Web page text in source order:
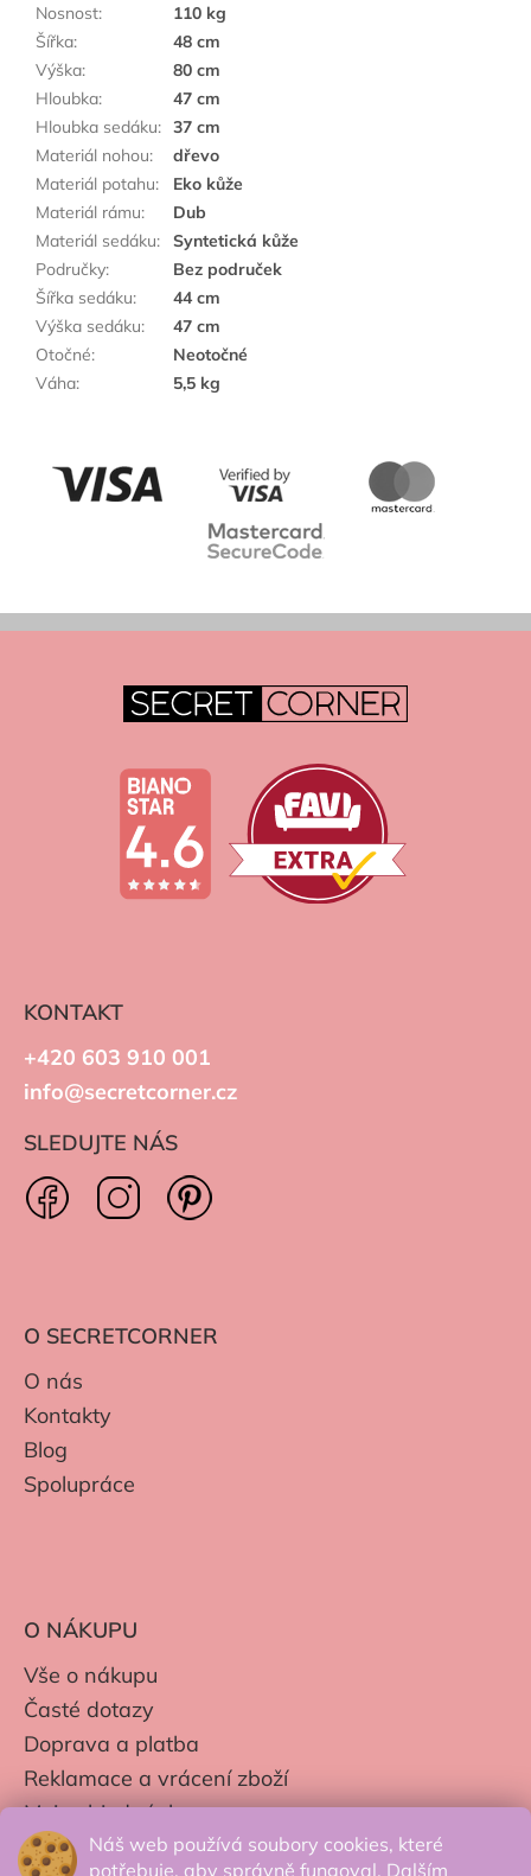
Náš web používá soubory cookies, které
potřebuje, aby správně fungoval. Dalším
Nosnost:
110 kg
Šířka:
48 cm
Výška:
80 cm
Hloubka:
47 cm
Hloubka sedáku: 37 cm
Materiál nohou:
dřevo
Materiál potahu:
Eko kůže
Materiál rámu:
Dub
Materiál sedáku:
Syntetická kůže
Područky:
Bez područek
Šířka sedáku:
44 cm
Výška sedáku:
47 cm
Otočné:
Neotočné
Váha: 5,5 kg
KONTAKT
+420 603 910 001
info@secretcorner.cz
SLEDUJTE NÁS
O SECRETCORNER
O nás
Kontakty
Blog
Spolupráce
O NÁKUPU
Vše o nákupu
Časté dotazy
Doprava a platba
Reklamace a vrácení zboží
Moje objednávky
Obchodní podmínky